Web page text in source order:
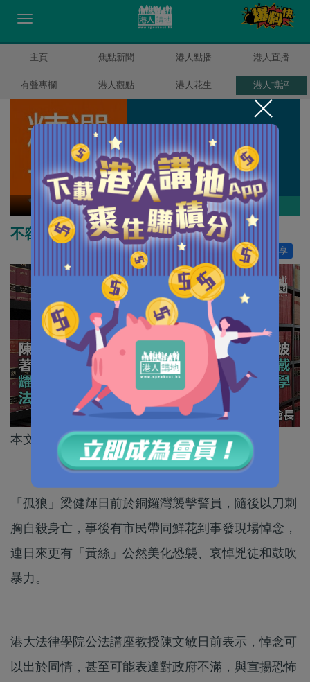
主頁 焦點新聞 港人點播 港人直播
有聲專欄 港人觀點 港人花生 港人博評
精選文章 作者其他博評
不容陳文敏美化恐怖活動
分享
74
本文作者為九龍東區各界聯會常務副會長楊莉珊
「孤狼」梁健輝日前於銅鑼灣襲擊警員，隨後以刀刺
胸自殺身亡，事後有市民帶同鮮花到事發現場悼念，
連日來更有「黃絲」公然美化恐襲、哀悼兇徒和鼓吹
暴力。
港大法律學院公法講座教授陳文敏日前表示，悼念可
以出於同情，甚至可能表達對政府不滿，與宣揚恐怖